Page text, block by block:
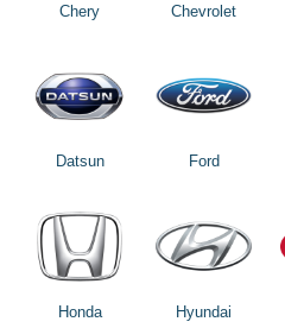
Chery Chevrolet
Datsun Ford
Honda Hyundai